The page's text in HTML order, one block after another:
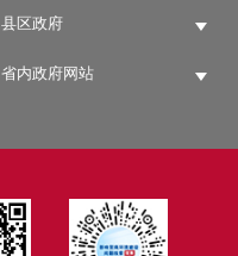
县区政府
省内政府网站